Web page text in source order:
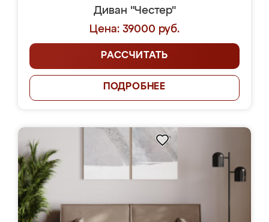
Диван "Честер"
Цена: 39000 руб.
РАССЧИТАТЬ
ПОДРОБНЕЕ